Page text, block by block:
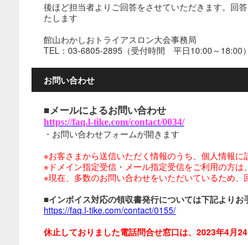
後ほど担当者よりご回答をさせていただきます。回
たします
館山わかしおトライアスロン大会事務局
TEL：03-6805-2895（受付時間 平日10:00～18:00）
お問い合わせ
■メールによるお問い合わせ
https://faq.l-tike.com/contact/0034/
・お問い合わせフォームが開きます
※お客さまから送信いただく情報のうち、個人情報
※ドメイン指定受信・メール指定受信をご利用の方
※現在、多数のお問い合わせをいただいているため
■インボイス対応の領収書発行については下記よりお
https://faq.l-tike.com/contact/0155/
休止しておりました電話問合せ窓口は、2023年4月